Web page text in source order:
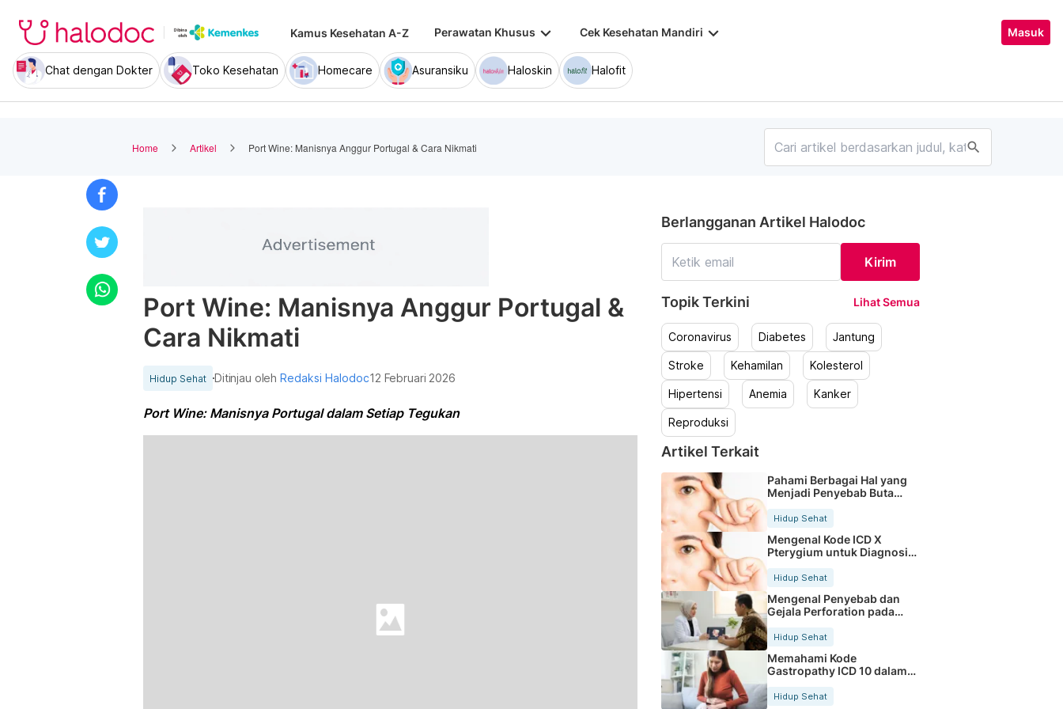
Kamus Kesehatan A-Z Perawatan Khusus keyboard_arrow_down Cek Kesehatan Mandiri keyboard_arrow_down Masuk
Chat dengan Dokter Toko Kesehatan Homecare Asuransiku Haloskin Halofit
Home Artikel Port Wine: Manisnya Anggur Portugal & Cara Nikmati search
Port Wine: Manisnya Anggur Portugal &
Cara Nikmati
Hidup Sehat Ditinjau olehRedaksi Halodoc12 Februari 2026
Port Wine: Manisnya Portugal dalam Setiap Tegukan
Berlangganan Artikel Halodoc
Kirim
Topik Terkini Lihat Semua
Coronavirus Diabetes Jantung
Stroke Kehamilan Kolesterol
Hipertensi Anemia Kanker
Reproduksi
Artikel Terkait
Pahami Berbagai Hal yang
Menjadi Penyebab Buta
Hidup Sehat
Mengenal Kode ICD X
Pterygium untuk Diagnosis
Hidup Sehat
Mengenal Penyebab dan
Gejala Perforation pada
Tubuh
Hidup Sehat
Memahami Kode
Gastropathy ICD 10 dalam
Rekam Medis Pasien
Hidup Sehat